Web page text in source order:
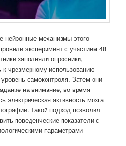
нейронные механизмы этого
эксперимент с участием 48
заполняли опросники,
чрезмерному использованию
самоконтроля. Затем они
на внимание, во время
электрическая активность мозга
Такой подход позволил
поведенческие показатели с
параметрами